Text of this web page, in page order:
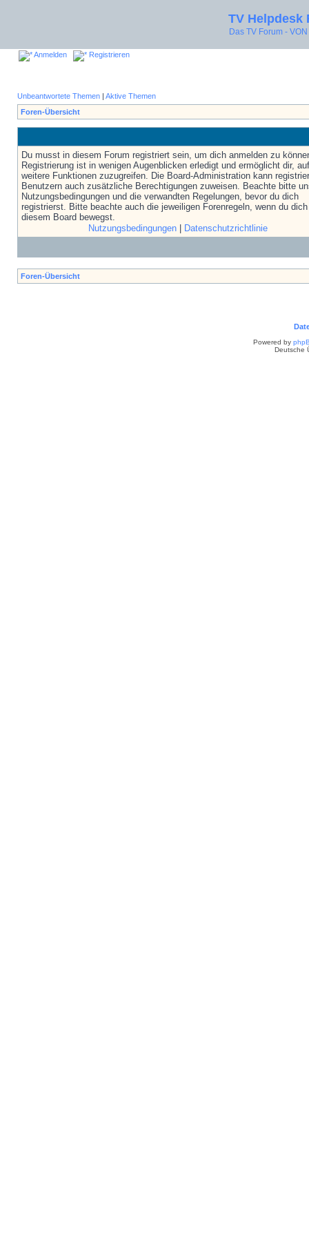
TV Helpdesk
Das TV Forum -
Anmelden Registrieren
Unbeantwortete Themen | Aktive Themen
Foren-Übersicht
Du musst in diesem Forum registriert sein, um dich anmelden zu
Registrierung ist in wenigen Augenblicken erledigt und ermöglicht dir, auf
weitere Funktionen zuzugreifen. Die Board-Administration kann
Benutzern auch zusätzliche Berechtigungen zuweisen. Beachte bitte
Nutzungsbedingungen und die verwandten Regelungen, bevor du dich
registrierst. Bitte beachte auch die jeweiligen Forenregeln, wenn du
diesem Board bewegst.
Nutzungsbedingungen| Datenschutzrichtlinie
Foren-Übersicht
Powered by
Deutsche